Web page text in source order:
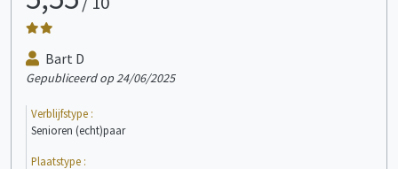
Stacaravan
Bart D
Gepubliceerd op 24/06/2025
Verblijfstype :
Senioren (echt)paar
Plaatstype :